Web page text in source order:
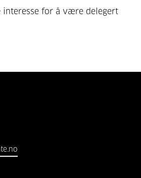
interesse for å være delegert